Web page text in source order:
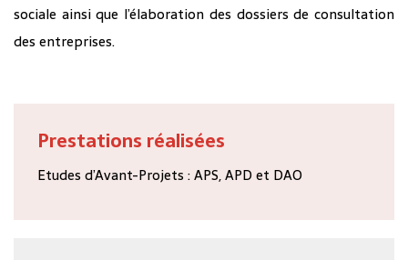
sociale ainsi que l’élaboration des dossiers de consultation
des entreprises.
Prestations réalisées
Etudes d’Avant-Projets : APS, APD et DAO